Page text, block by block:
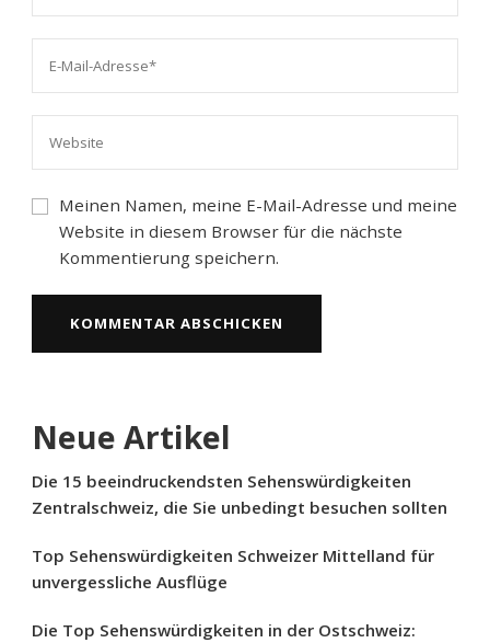
Meinen Namen, meine E-Mail-Adresse und meine
Website in diesem Browser für die nächste
Kommentierung speichern.
Neue Artikel
Die 15 beeindruckendsten Sehenswürdigkeiten
Zentralschweiz, die Sie unbedingt besuchen sollten
Top Sehenswürdigkeiten Schweizer Mittelland für
unvergessliche Ausflüge
Die Top Sehenswürdigkeiten in der Ostschweiz: